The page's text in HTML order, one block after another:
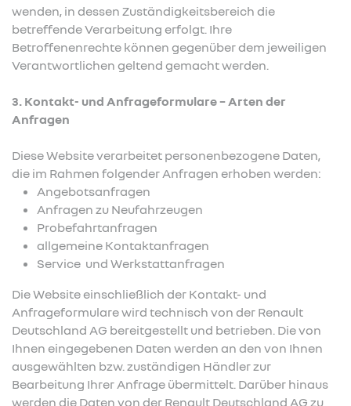
wenden, in dessen Zuständigkeitsbereich die
betreffende Verarbeitung erfolgt. Ihre
Betroffenenrechte können gegenüber dem jeweiligen
Verantwortlichen geltend gemacht werden.
3. Kontakt- und Anfrageformulare – Arten der
Anfragen
Diese Website verarbeitet personenbezogene Daten,
die im Rahmen folgender Anfragen erhoben werden:
Angebotsanfragen
Anfragen zu Neufahrzeugen
Probefahrtanfragen
allgemeine Kontaktanfragen
Service und Werkstattanfragen
Die Website einschließlich der Kontakt- und
Anfrageformulare wird technisch von der Renault
Deutschland AG bereitgestellt und betrieben. Die von
Ihnen eingegebenen Daten werden an den von Ihnen
ausgewählten bzw. zuständigen Händler zur
Bearbeitung Ihrer Anfrage übermittelt. Darüber hinaus
werden die Daten von der Renault Deutschland AG zu